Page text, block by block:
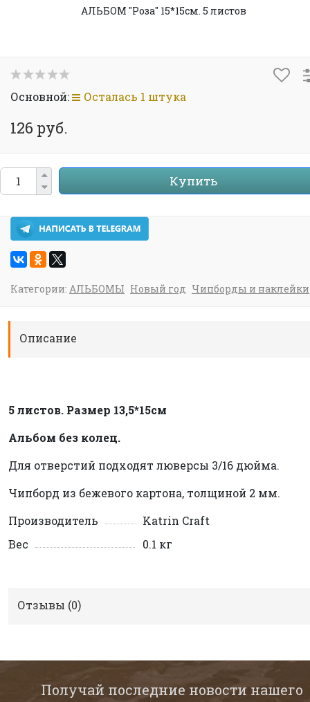
АЛЬБОМ "Роза" 15*15см. 5 листов
Основной: Осталась 1 штука
126 руб.
Купить
Категории: АЛЬБОМЫ Новый год Чипборды и наклейки
Описание
5 листов. Размер 13,5*15см
Альбом без колец.
Для отверстий подходят люверсы 3/16 дюйма.
Чипборд из бежевого картона, толщиной 2 мм.
Производитель
Katrin Craft
Вес
0.1 кг
Отзывы (0)
Получай последние новости нашего